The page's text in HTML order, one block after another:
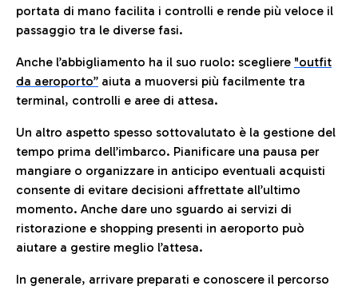
portata di mano facilita i controlli e rende più veloce il
passaggio tra le diverse fasi.
Anche l’abbigliamento ha il suo ruolo: scegliere "outfit
da aeroporto” aiuta a muoversi più facilmente tra
terminal, controlli e aree di attesa.
Un altro aspetto spesso sottovalutato è la gestione del
tempo prima dell’imbarco. Pianificare una pausa per
mangiare o organizzare in anticipo eventuali acquisti
consente di evitare decisioni affrettate all’ultimo
momento. Anche dare uno sguardo ai servizi di
ristorazione e shopping presenti in aeroporto può
aiutare a gestire meglio l’attesa.
In generale, arrivare preparati e conoscere il percorso